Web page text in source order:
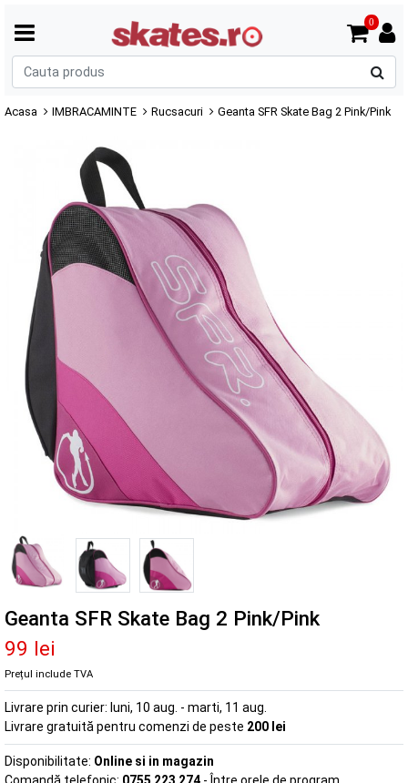
0
Acasa IMBRACAMINTE Rucsacuri Geanta SFR Skate Bag 2 Pink/Pink
Geanta SFR Skate Bag 2 Pink/Pink
99 lei
Prețul include TVA
Livrare prin curier: luni, 10 aug. - marti, 11 aug.
Livrare gratuită pentru comenzi de peste 200 lei
Disponibilitate: Online si in magazin